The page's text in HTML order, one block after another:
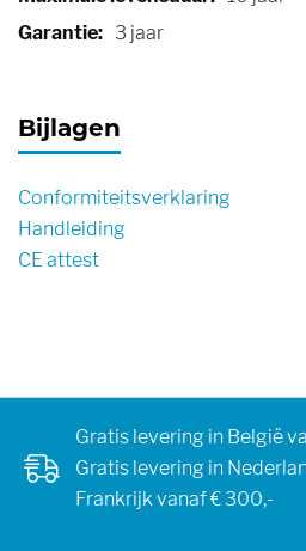
3 jaar
Bijlagen
Conformiteitsverklaring
Handleiding
CE attest
Gratis levering in België
Gratis levering in
Frankrijk vanaf € 300,-